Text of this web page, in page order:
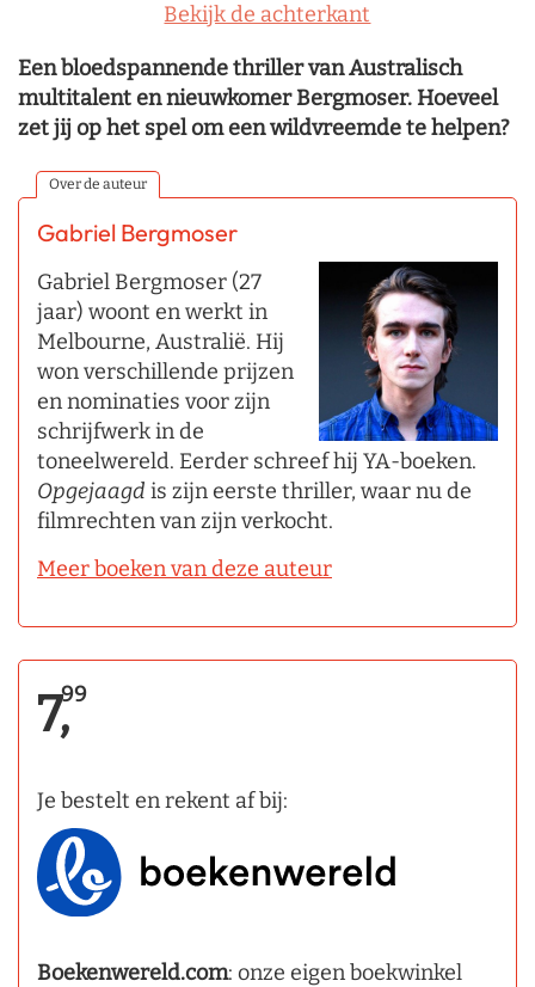
Bekijk de achterkant
Een bloedspannende thriller van Australisch
multitalent en nieuwkomer Bergmoser. Hoeveel
zet jij op het spel om een wildvreemde te helpen?
Over de auteur
Gabriel Bergmoser
Gabriel Bergmoser (27
jaar) woont en werkt in
Melbourne, Australië. Hij
won verschillende prijzen
en nominaties voor zijn
schrijfwerk in de
toneelwereld. Eerder schreef hij YA-boeken.
Opgejaagd is zijn eerste thriller, waar nu de
filmrechten van zijn verkocht.
Meer boeken van deze auteur
7,99
Je bestelt en rekent af bij:
Boekenwereld.com: onze eigen boekwinkel